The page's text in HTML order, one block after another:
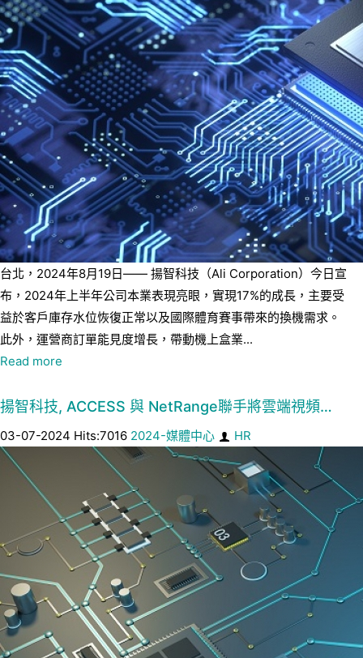
台北，2024年8月19日—— 揚智科技（Ali Corporation）今日宣
布，2024年上半年公司本業表現亮眼，實現17%的成長，主要受
益於客戶庫存水位恢復正常以及國際體育賽事帶來的換機需求。
此外，運營商訂單能見度增長，帶動機上盒業...
Read more
揚智科技, ACCESS 與 NetRange聯手將雲端視頻…
03-07-2024 Hits:7016 2024-媒體中心 HR